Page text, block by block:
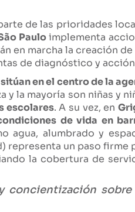
de las prioridades
Pauloimplementa
en marcha la creación de
de diagnóstico y
en el centro de la
y la mayoría son niñas y
escolares. A su vez, en
de vida en
agua, alumbrado y
representa un paso firme
la cobertura de
concientización sobre